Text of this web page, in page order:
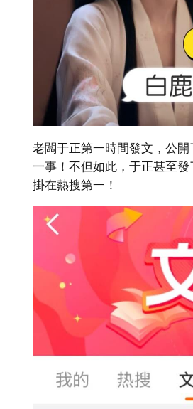
老闆于正第一時間發文，公
一事！不但如此，于正甚至
掛在熱搜第一！